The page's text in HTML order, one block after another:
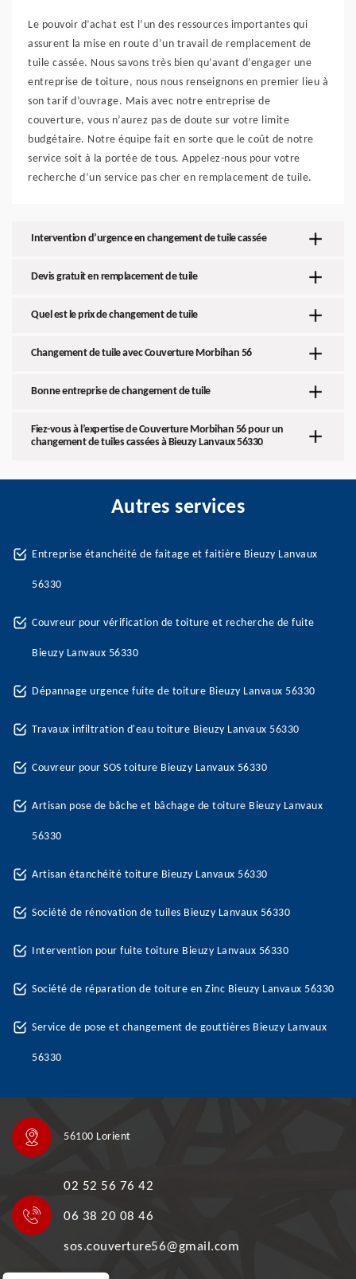
Le pouvoir d’achat est l’un des ressources importantes qui
assurent la mise en route d’un travail de remplacement de
tuile cassée. Nous savons très bien qu’avant d’engager une
entreprise de toiture, nous nous renseignons en premier lieu à
son tarif d’ouvrage. Mais avec notre entreprise de
couverture, vous n’aurez pas de doute sur votre limite
budgétaire. Notre équipe fait en sorte que le coût de notre
service soit à la portée de tous. Appelez-nous pour votre
recherche d’un service pas cher en remplacement de tuile.
Intervention d’urgence en changement de tuile cassée
Devis gratuit en remplacement de tuile
Quel est le prix de changement de tuile
Changement de tuile avec Couverture Morbihan 56
Bonne entreprise de changement de tuile
Fiez-vous à l’expertise de Couverture Morbihan 56 pour un
changement de tuiles cassées à Bieuzy Lanvaux 56330
Autres services
Entreprise étanchéité de faitage et faitière Bieuzy Lanvaux
56330
Couvreur pour vérification de toiture et recherche de fuite
Bieuzy Lanvaux 56330
Dépannage urgence fuite de toiture Bieuzy Lanvaux 56330
Travaux infiltration d'eau toiture Bieuzy Lanvaux 56330
Couvreur pour SOS toiture Bieuzy Lanvaux 56330
Artisan pose de bâche et bâchage de toiture Bieuzy Lanvaux
56330
Artisan étanchéité toiture Bieuzy Lanvaux 56330
Société de rénovation de tuiles Bieuzy Lanvaux 56330
Intervention pour fuite toiture Bieuzy Lanvaux 56330
Société de réparation de toiture en Zinc Bieuzy Lanvaux 56330
Service de pose et changement de gouttières Bieuzy Lanvaux
56330
56100 Lorient
02 52 56 76 42
06 38 20 08 46
sos.couverture56@gmail.com